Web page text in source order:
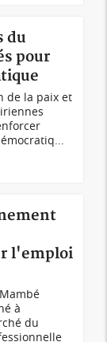
du
pour
de la paix et
l'emploi
à
du